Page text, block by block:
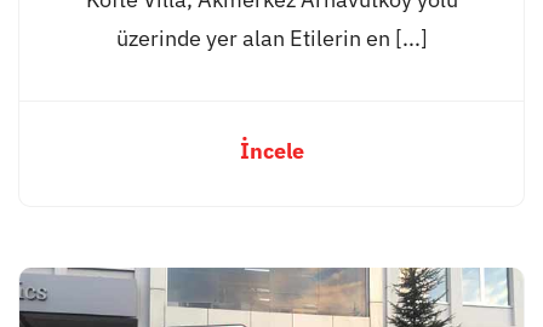
üzerinde yer alan Etilerin en [...]
İncele